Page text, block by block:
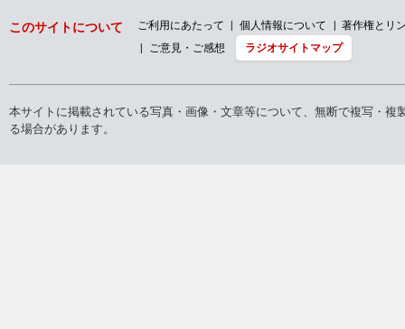
このサイトについて ご利用にあたって 個人情報について
著作権とリ
ご意見・ご感想
ラジオサイトマップ
本サイトに掲載されている写真・画像・文章等について、無断で複写・
る場合があります。